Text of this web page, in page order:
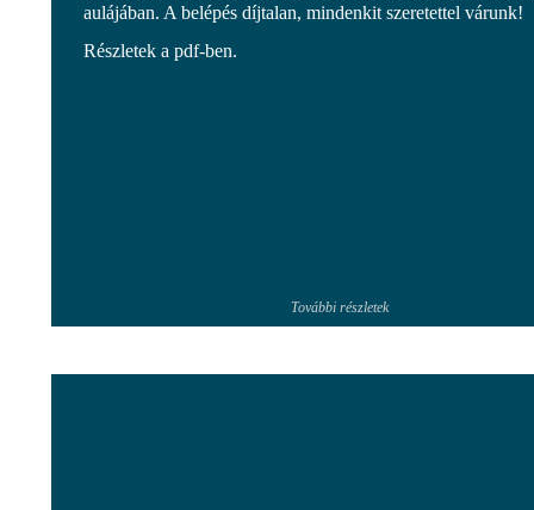
aulájában. A belépés díjtalan, mindenkit szeretettel várunk!
Részletek a pdf-ben.
További részletek